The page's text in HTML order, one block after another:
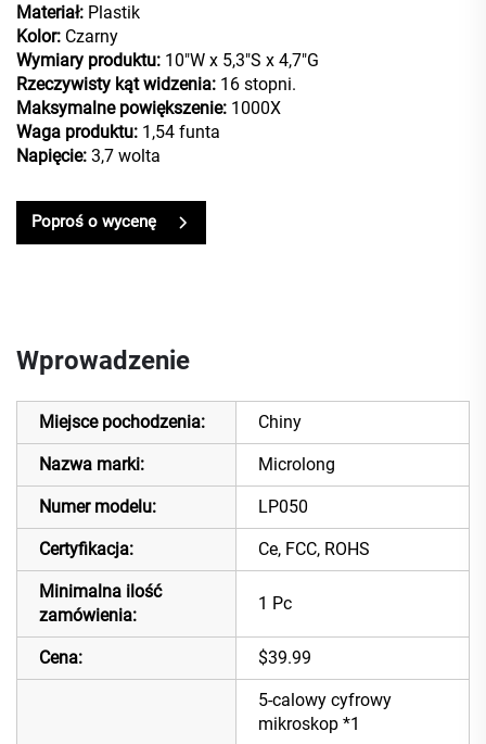
Materiał: Plastik
Kolor: Czarny
Wymiary produktu: 10"W x 5,3"S x 4,7"G
Rzeczywisty kąt widzenia: 16 stopni.
Maksymalne powiększenie: 1000X
Waga produktu: 1,54 funta
Napięcie: 3,7 wolta
Poproś o wycenę
Wprowadzenie
Miejsce pochodzenia: Chiny
Nazwa marki: Microlong
Numer modelu: LP050
Certyfikacja: Ce, FCC, ROHS
Minimalna ilość
zamówienia:
1 Pc
Cena: $39.99
5-calowy cyfrowy
mikroskop *1